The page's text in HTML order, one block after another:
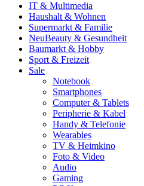
IT & Multimedia
Haushalt & Wohnen
Supermarkt & Familie
NeuBeauty & Gesundheit
Baumarkt & Hobby
Sport & Freizeit
Sale
Notebook
Smartphones
Computer & Tablets
Peripherie & Kabel
Handy & Telefonie
Wearables
TV & Heimkino
Foto & Video
Audio
Gaming